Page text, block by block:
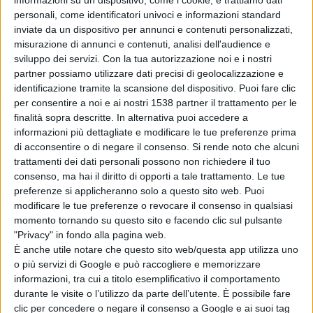
personali, come identificatori univoci e informazioni standard
inviate da un dispositivo per annunci e contenuti personalizzati,
misurazione di annunci e contenuti, analisi dell'audience e
sviluppo dei servizi. Con la tua autorizzazione noi e i nostri
partner possiamo utilizzare dati precisi di geolocalizzazione e
identificazione tramite la scansione del dispositivo. Puoi fare clic
per consentire a noi e ai nostri 1538 partner il trattamento per le
finalità sopra descritte. In alternativa puoi accedere a
informazioni più dettagliate e modificare le tue preferenze prima
di acconsentire o di negare il consenso. Si rende noto che alcuni
trattamenti dei dati personali possono non richiedere il tuo
consenso, ma hai il diritto di opporti a tale trattamento. Le tue
preferenze si applicheranno solo a questo sito web. Puoi
modificare le tue preferenze o revocare il consenso in qualsiasi
momento tornando su questo sito e facendo clic sul pulsante
"Privacy" in fondo alla pagina web.
È anche utile notare che questo sito web/questa app utilizza uno
o più servizi di Google e può raccogliere e memorizzare
informazioni, tra cui a titolo esemplificativo il comportamento
durante le visite o l’utilizzo da parte dell’utente. È possibile fare
clic per concedere o negare il consenso a Google e ai suoi tag
ragioni personali.
L’Associazione ringrazia Mauro Angelucci per l’impegno
profuso in questi mesi nel complesso percorso della
integrazione fra i due Enti ed i cui frutti vedono oggi
emergere i primi risultati.
La decisione di lasciare la carica rappresenta per
Confindustria l’animo con cui i propri imprenditori
assumono gli impegni istituzionali, uno spirito legato al
servizio e mai ad ambizioni personali.
È evidente che il Presidente Angelucci ha scelto di
scindere nettamente l’Istituzione camerale dalle